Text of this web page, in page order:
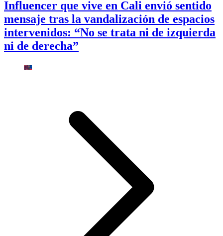
Influencer que vive en Cali envió sentido
mensaje tras la vandalización de espacios
intervenidos: “No se trata ni de izquierda
ni de derecha”